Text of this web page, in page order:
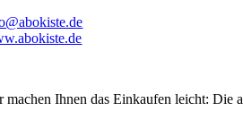
machen Ihnen das Einkaufen leicht: Die